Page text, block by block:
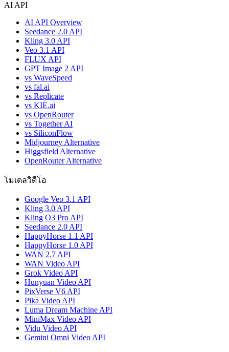
AI API
AI API Overview
Seedance 2.0 API
Kling 3.0 API
Veo 3.1 API
FLUX API
GPT Image 2 API
vs WaveSpeed
vs fal.ai
vs Replicate
vs KIE.ai
vs OpenRouter
vs Together AI
vs SiliconFlow
Midjourney Alternative
Higgsfield Alternative
OpenRouter Alternative
โมเดลวิดีโอ
Google Veo 3.1 API
Kling 3.0 API
Kling O3 Pro API
Seedance 2.0 API
HappyHorse 1.1 API
HappyHorse 1.0 API
WAN 2.7 API
WAN Video API
Grok Video API
Hunyuan Video API
PixVerse V6 API
Pika Video API
Luma Dream Machine API
MiniMax Video API
Vidu Video API
Gemini Omni Video API